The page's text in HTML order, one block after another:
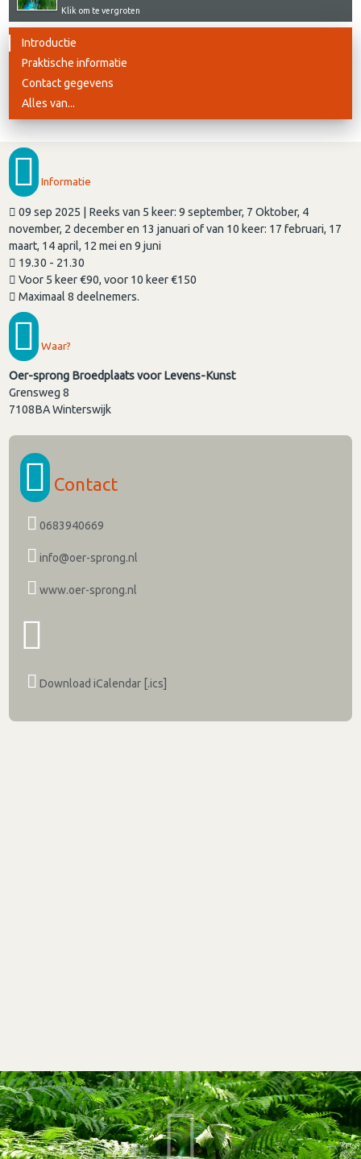
Klik om te vergroten
Introductie
Praktische informatie
Contact gegevens
Alles van...
Informatie
09 sep 2025 | Reeks van 5 keer: 9 september, 7 Oktober, 4
november, 2 december en 13 januari of van 10 keer: 17 februari, 17
maart, 14 april, 12 mei en 9 juni
19.30 - 21.30
Voor 5 keer €90, voor 10 keer €150
Maximaal 8 deelnemers.
Waar?
Oer-sprong Broedplaats voor Levens-Kunst
Grensweg 8
7108BAWinterswijk
Contact
0683940669
info@oer-sprong.nl
www.oer-sprong.nl
Download iCalendar [.ics]